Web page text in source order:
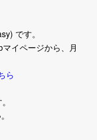
です。
イページから、月
ら